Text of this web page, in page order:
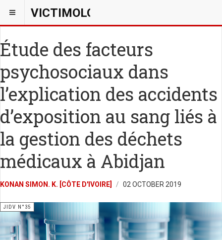
VICTIMOLOGIEPSY
Étude des facteurs
psychosociaux dans
l’explication des accidents
d’exposition au sang liés à
la gestion des déchets
médicaux à Abidjan
KONAN SIMON. K. [CÔTE D'IVOIRE] 02 OCTOBER 2019
JIDV N°35